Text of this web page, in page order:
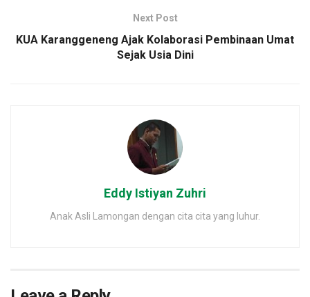
Next Post
KUA Karanggeneng Ajak Kolaborasi Pembinaan Umat
Sejak Usia Dini
Eddy Istiyan Zuhri
Anak Asli Lamongan dengan cita cita yang luhur.